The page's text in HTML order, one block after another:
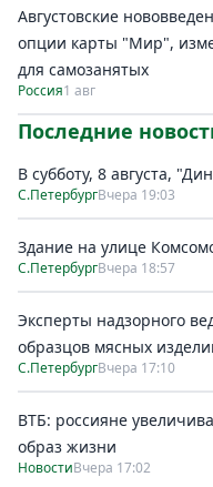
Августовские
опции карты "Мир",
для самозанятых
Россия1 авг
Последние
В субботу, 8 августа,
С.ПетербургВчера 19:03
Здание на улице
С.ПетербургВчера 18:57
Эксперты надзорного
образцов мясных
С.ПетербургВчера 17:10
ВТБ: россияне
образ жизни
НовостиВчера 17:02